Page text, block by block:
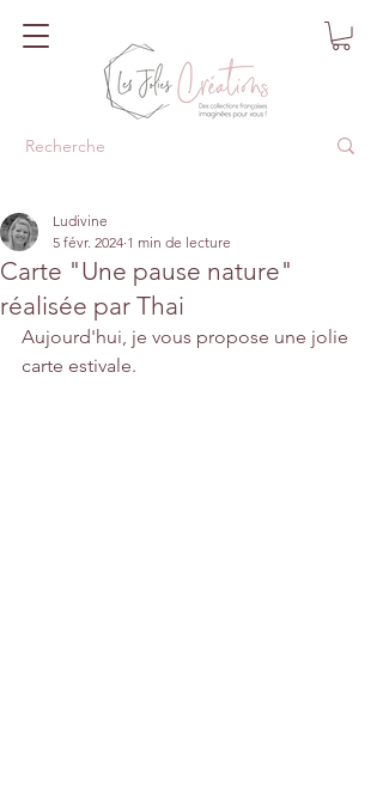
Carte "Une pause nature"
réalisée par Thai
Ludivine
5 févr. 2024 1 min de lecture
Aujourd'hui, je vous propose une jolie
carte estivale.